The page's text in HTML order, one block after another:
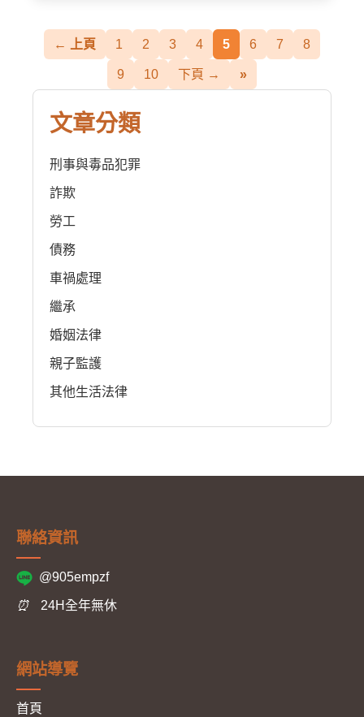
← 上頁 1 2 3 4 5 6 7 8
9 10 下頁 → »
文章分類
刑事與毒品犯罪
詐欺
勞工
債務
車禍處理
繼承
婚姻法律
親子監護
其他生活法律
聯絡資訊
@905empzf
⏰ 24H全年無休
網站導覽
首頁